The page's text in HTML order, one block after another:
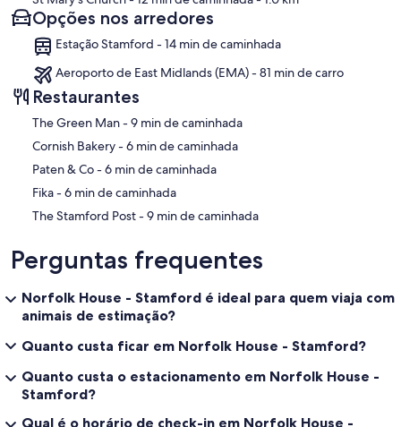
Opções nos arredores
Estação Stamford - 14 min de caminhada
Aeroporto de East Midlands (EMA) - 81 min de carro
Restaurantes
‪The Green Man - ‬9 min de caminhada
‪Cornish Bakery - ‬6 min de caminhada
‪Paten & Co - ‬6 min de caminhada
‪Fika - ‬6 min de caminhada
‪The Stamford Post - ‬9 min de caminhada
Perguntas frequentes
Norfolk House - Stamford é ideal para quem viaja com
animais de estimação?
Quanto custa ficar em Norfolk House - Stamford?
Quanto custa o estacionamento em Norfolk House -
Stamford?
Qual é o horário de check-in em Norfolk House -